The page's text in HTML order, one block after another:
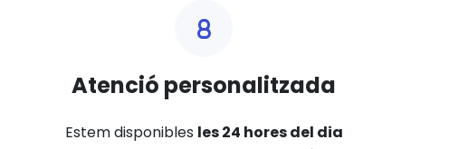
Atenció personalitzada
Estem disponibles les 24 hores del dia